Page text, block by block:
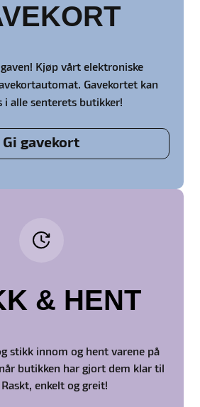
Kjøp vårt elektroniske
Gavekortet kan
i alle senterets butikker!
Gi gavekort
& HENT
stikk innom og hent varene på
butikken har gjort dem klar til
enkelt og greit!